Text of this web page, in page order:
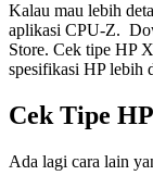
Kalau mau lebih
aplikasi CPU-Z.
Store. Cek tipe HP
spesifikasi HP lebih
Cek Tipe
Ada lagi cara lain